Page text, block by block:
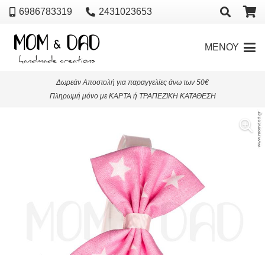
6986783319 2431023653
ΜΕΝΟΥ
Δωρεάν Αποστολή για παραγγελίες άνω των 50€
Πληρωμή μόνο με ΚΑΡΤΑ ή ΤΡΑΠΕΖΙΚΗ ΚΑΤΑΘΕΣΗ